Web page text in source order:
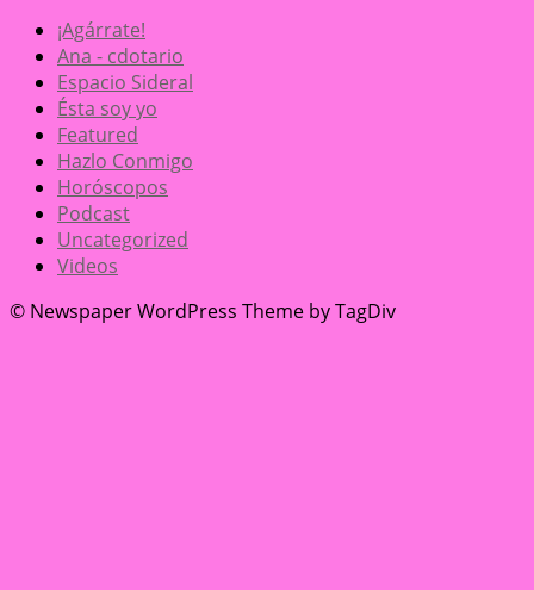
¡Agárrate!
Ana - cdotario
Espacio Sideral
Ésta soy yo
Featured
Hazlo Conmigo
Horóscopos
Podcast
Uncategorized
Videos
© Newspaper WordPress Theme by TagDiv